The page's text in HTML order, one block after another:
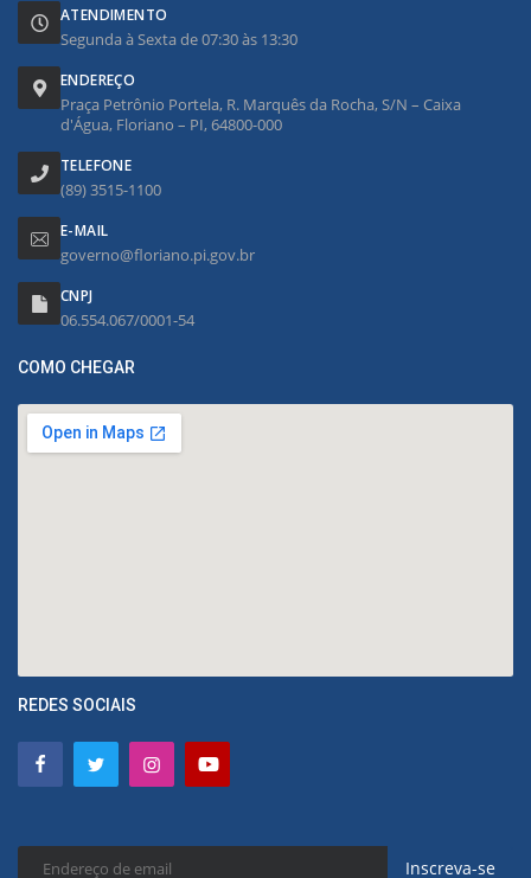
ATENDIMENTO
Segunda à Sexta de 07:30 às 13:30
ENDEREÇO
Praça Petrônio Portela, R. Marquês da Rocha, S/N – Caixa
d'Água, Floriano – PI, 64800-000
TELEFONE
(89) 3515-1100
E-MAIL
governo@floriano.pi.gov.br
CNPJ
06.554.067/0001-54
COMO CHEGAR
REDES SOCIAIS
Inscreva-se